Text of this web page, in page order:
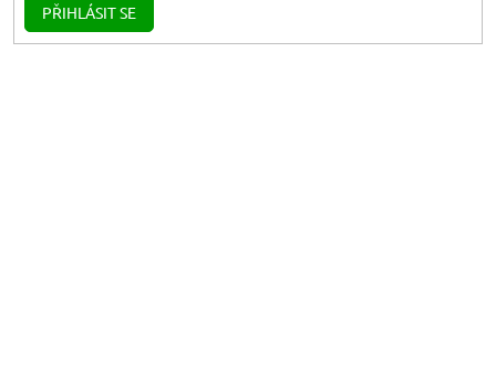
PŘIHLÁSIT SE